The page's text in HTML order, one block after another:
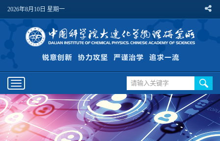
2026年8月10日 星期一
Toggle
navigation